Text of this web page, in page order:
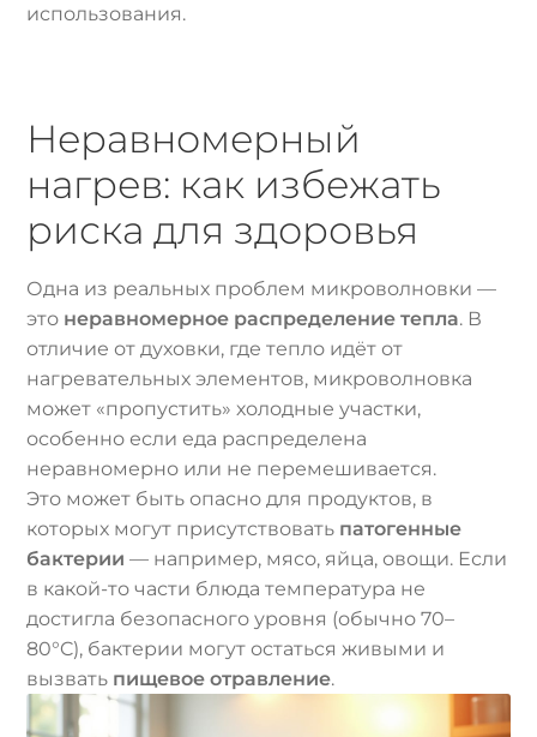
использования.
Неравномерный
нагрев: как избежать
риска для здоровья
Одна из реальных проблем микроволновки —
это неравномерное распределение тепла. В
отличие от духовки, где тепло идёт от
нагревательных элементов, микроволновка
может «пропустить» холодные участки,
особенно если еда распределена
неравномерно или не перемешивается.
Это может быть опасно для продуктов, в
которых могут присутствовать патогенные
бактерии — например, мясо, яйца, овощи. Если
в какой-то части блюда температура не
достигла безопасного уровня (обычно 70–
80°C), бактерии могут остаться живыми и
вызвать пищевое отравление.